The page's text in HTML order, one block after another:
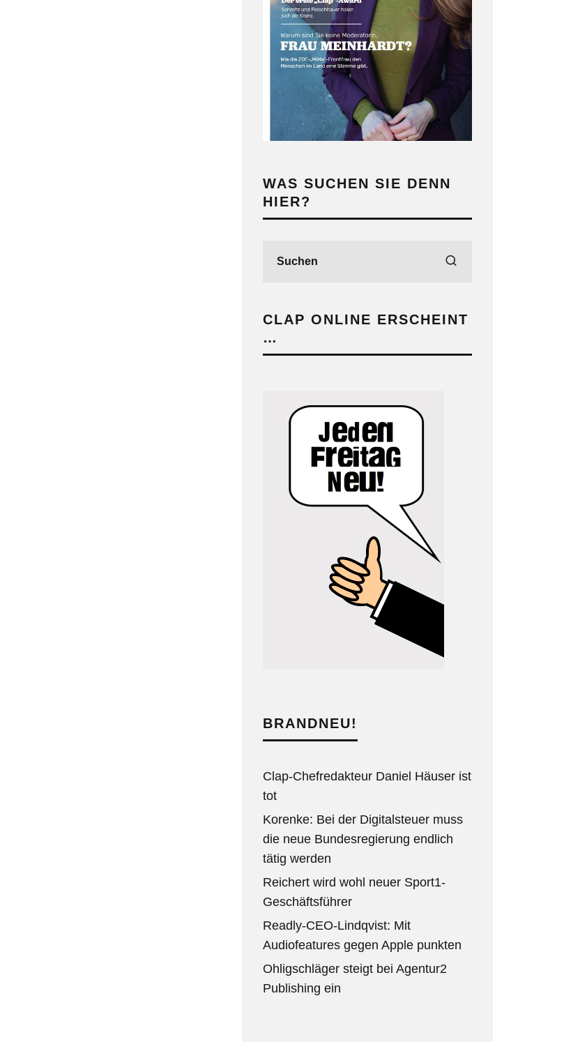
WAS SUCHEN SIE DENN
HIER?
CLAP ONLINE ERSCHEINT
…
BRANDNEU!
Clap-Chefredakteur Daniel Häuser ist
tot
Korenke: Bei der Digitalsteuer muss
die neue Bundesregierung endlich
tätig werden
Reichert wird wohl neuer Sport1-
Geschäftsführer
Readly-CEO-Lindqvist: Mit
Audiofeatures gegen Apple punkten
Ohligschläger steigt bei Agentur2
Publishing ein